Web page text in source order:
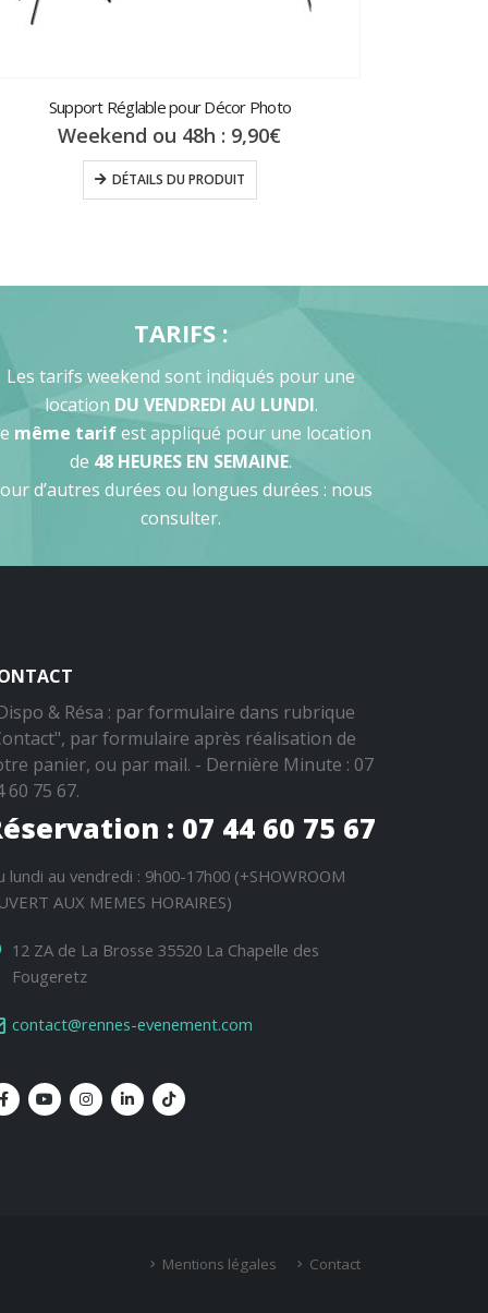
Support Réglable pour Décor Photo
Weekend ou 48h : 9,90€
DÉTAILS DU PRODUIT
TARIFS :
Les tarifs weekend sont indiqués pour une
location DU VENDREDI AU LUNDI.
même tarifest appliqué pour une location
de 48 HEURES EN SEMAINE.
d’autres durées ou longues durées : nous
consulter.
& Résa : par formulaire dans rubrique
par formulaire après réalisation de
panier, ou par mail. - Dernière Minute : 07
60 75 67.
: 07 44 60 75 67
lundi au vendredi : 9h00-17h00 (+SHOWROOM
AUX MEMES HORAIRES)
12 ZA de La Brosse 35520 La Chapelle des
Fougeretz
contact@rennes-evenement.com
Mentions légales Contact